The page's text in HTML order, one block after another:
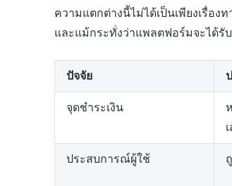
ความแตกต่างนี้ไม่ได้เป็นเพียงเรื่อ
และแม้กระทั่งว่าแพลตฟอร์มจะได้รั
ปัจจัย
จุดชำระเงิน
ประสบการณ์ผู้ใช้